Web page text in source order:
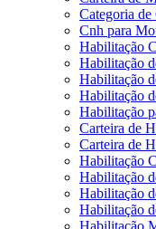
Categoria
Cnh para
Habilitação
Habilitação
Habilitação
Habilitação
Habilitação
Carteira de
Carteira de
Habilitação
Habilitação
Habilitação
Habilitação